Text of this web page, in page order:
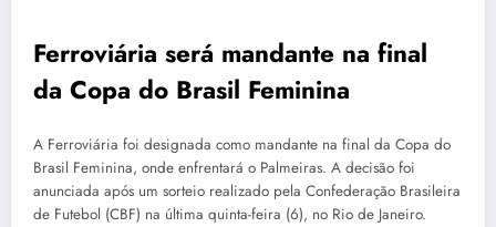
Ferroviária será mandante na final
da Copa do Brasil Feminina
A Ferroviária foi designada como mandante na final da Copa do
Brasil Feminina, onde enfrentará o Palmeiras. A decisão foi
anunciada após um sorteio realizado pela Confederação Brasileira
de Futebol (CBF) na última quinta-feira (6), no Rio de Janeiro.